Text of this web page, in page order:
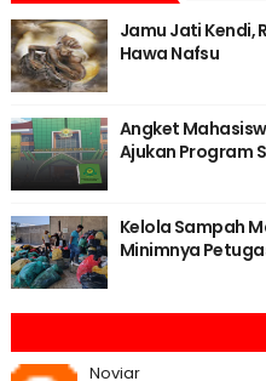
Jamu Jati Kendi,
Hawa Nafsu
Angket
Ajukan Program
Kelola Sampah
Minimnya
Noviar